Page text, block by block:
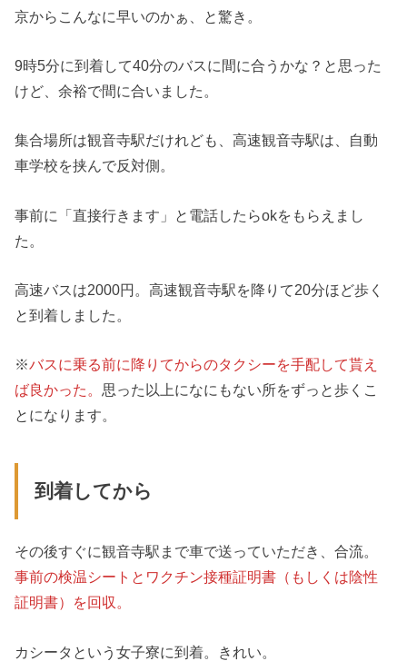
京からこんなに早いのかぁ、と驚き。
9時5分に到着して40分のバスに間に合うかな？と思った
けど、余裕で間に合いました。
集合場所は観音寺駅だけれども、高速観音寺駅は、自動
車学校を挟んで反対側。
事前に「直接行きます」と電話したらokをもらえまし
た。
高速バスは2000円。高速観音寺駅を降りて20分ほど歩く
と到着しました。
※バスに乗る前に降りてからのタクシーを手配して貰え
ば良かった。 思った以上になにもない所をずっと歩くこ
とになります。
到着してから
その後すぐに観音寺駅まで車で送っていただき、合流。
事前の検温シートとワクチン接種証明書（もしくは陰性
証明書）を回収。
カシータという女子寮に到着。きれい。